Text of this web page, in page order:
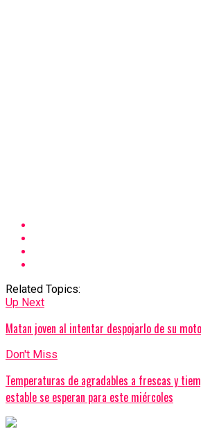
Related Topics:
Up Next
Matan joven al intentar despojarlo de su
Don't Miss
Temperaturas de agradables a frescas y
estable se esperan para este miércoles